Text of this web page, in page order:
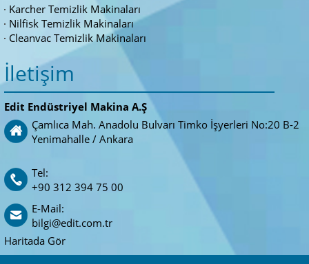
Karcher Temizlik Makinaları
Nilfisk Temizlik Makinaları
Cleanvac Temizlik Makinaları
İletişim
Edit Endüstriyel Makina A.Ş
Çamlıca Mah. Anadolu Bulvarı Timko İşyerleri No:20 B-2
Yenimahalle / Ankara
Tel:
+90 312 394 75 00
E-Mail:
bilgi@edit.com.tr
Haritada Gör